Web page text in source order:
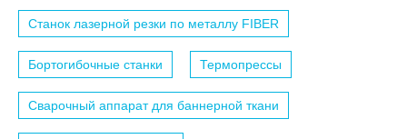
Станок лазерной резки по металлу FIBER
Бортогибочные станки Термопрессы
Сварочный аппарат для баннерной ткани